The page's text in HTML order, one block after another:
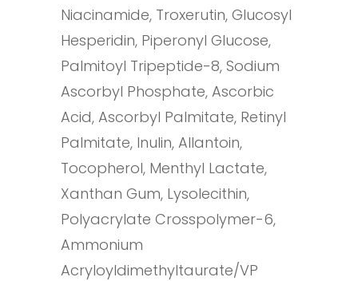
Niacinamide, Troxerutin, Glucosyl
Hesperidin, Piperonyl Glucose,
Palmitoyl Tripeptide-8, Sodium
Ascorbyl Phosphate, Ascorbic
Acid, Ascorbyl Palmitate, Retinyl
Palmitate, Inulin, Allantoin,
Tocopherol, Menthyl Lactate,
Xanthan Gum, Lysolecithin,
Polyacrylate Crosspolymer-6,
Ammonium
Acryloyldimethyltaurate/VP